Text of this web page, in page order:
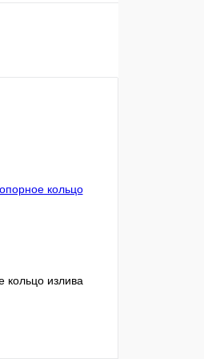
кольцо излива